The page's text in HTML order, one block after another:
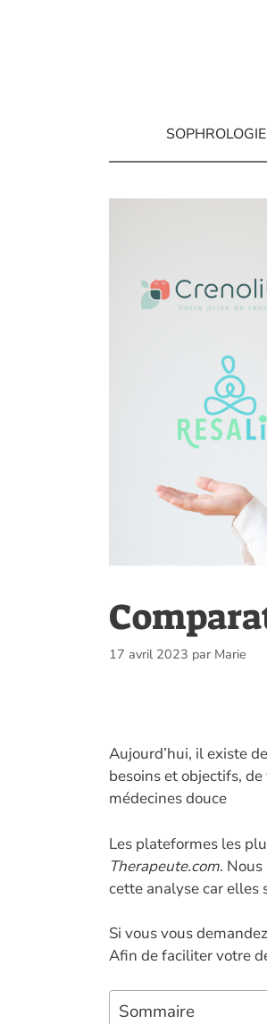
SOPHROLOGIE
17 avril 2023 par Marie
Aujourd’hui, il existe
besoins et objectifs,
médecines douce
Les plateformes les
Therapeute.com.
cette analyse car elles
Si vous vous
Afin de faciliter votre
Sommaire